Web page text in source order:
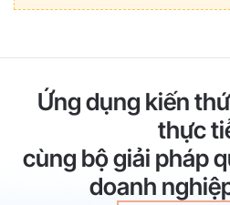
Ứng dụng kiến
thực
cùng bộ giải pháp
doanh